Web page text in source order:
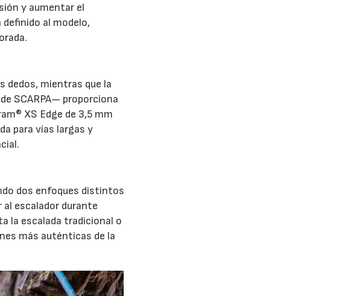
y aumentar el
al modelo,
dedos, mientras que la
SCARPA— proporciona
XS Edge de 3,5 mm
para vías largas y
dos enfoques distintos
escalador durante
la escalada tradicional o
más auténticas de la